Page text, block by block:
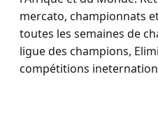
mercato, championnats
toutes les semaines de
ligue des champions,
compétitions